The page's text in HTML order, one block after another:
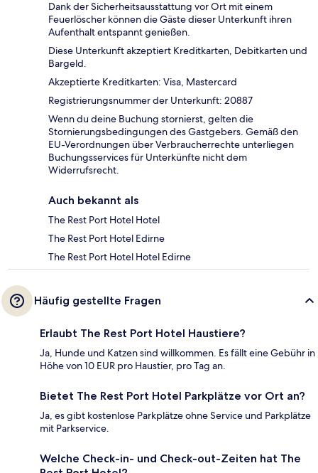
Dank der Sicherheitsausstattung vor Ort mit einem
Feuerlöscher können die Gäste dieser Unterkunft ihren
Aufenthalt entspannt genießen.
Diese Unterkunft akzeptiert Kreditkarten, Debitkarten und
Bargeld.
Akzeptierte Kreditkarten: Visa, Mastercard
Registrierungsnummer der Unterkunft: 20887
Wenn du deine Buchung stornierst, gelten die
Stornierungsbedingungen des Gastgebers. Gemäß den
EU-Verordnungen über Verbraucherrechte unterliegen
Buchungsservices für Unterkünfte nicht dem
Widerrufsrecht.
Auch bekannt als
The Rest Port Hotel Hotel
The Rest Port Hotel Edirne
The Rest Port Hotel Hotel Edirne
Häufig gestellte Fragen
Erlaubt The Rest Port Hotel Haustiere?
Ja, Hunde und Katzen sind willkommen. Es fällt eine Gebühr in
Höhe von 10 EUR pro Haustier, pro Tag an.
Bietet The Rest Port Hotel Parkplätze vor Ort an?
Ja, es gibt kostenlose Parkplätze ohne Service und Parkplätze
mit Parkservice.
Welche Check-in- und Check-out-Zeiten hat The